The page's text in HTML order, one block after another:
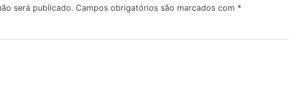
será publicado. Campos obrigatórios são marcados com *